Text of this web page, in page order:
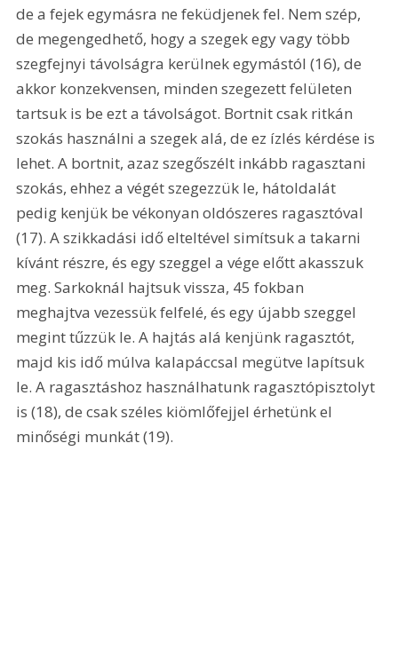
de a fejek egymásra ne feküdjenek fel. Nem szép,
de megengedhető, hogy a szegek egy vagy több
szegfejnyi távolságra kerülnek egymástól (16), de
akkor konzekvensen, minden szegezett felületen
tartsuk is be ezt a távolságot. Bortnit csak ritkán
szokás használni a szegek alá, de ez ízlés kérdése is
lehet. A bortnit, azaz szegőszélt inkább ragasztani
szokás, ehhez a végét szegezzük le, hátoldalát
pedig kenjük be vékonyan oldószeres ragasztóval
(17). A szikkadási idő elteltével simítsuk a takarni
kívánt részre, és egy szeggel a vége előtt akasszuk
meg. Sarkoknál hajtsuk vissza, 45 fokban
meghajtva vezessük felfelé, és egy újabb szeggel
megint tűzzük le. A hajtás alá kenjünk ragasztót,
majd kis idő múlva kalapáccsal megütve lapítsuk
le. A ragasztáshoz használhatunk ragasztópisztolyt
is (18), de csak széles kiömlőfejjel érhetünk el
minőségi munkát (19).